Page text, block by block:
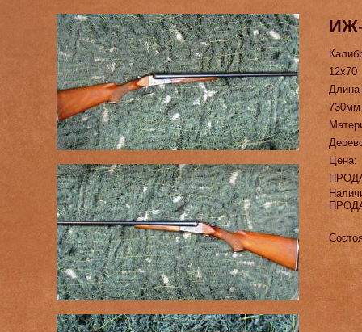
12х70
730мм
Цена: